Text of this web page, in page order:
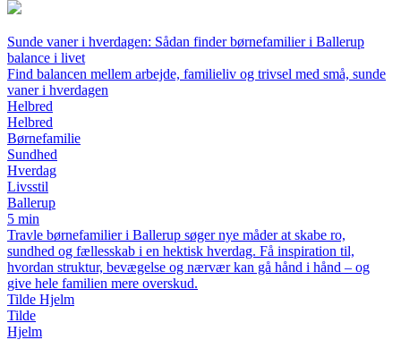
Sunde vaner i hverdagen: Sådan finder børnefamilier i Ballerup
balance i livet
Find balancen mellem arbejde, familieliv og trivsel med små, sunde
vaner i hverdagen
Helbred
Helbred
Børnefamilie
Sundhed
Hverdag
Livsstil
Ballerup
5 min
Travle børnefamilier i Ballerup søger nye måder at skabe ro,
sundhed og fællesskab i en hektisk hverdag. Få inspiration til,
hvordan struktur, bevægelse og nærvær kan gå hånd i hånd – og
give hele familien mere overskud.
Tilde Hjelm
Tilde
Hjelm